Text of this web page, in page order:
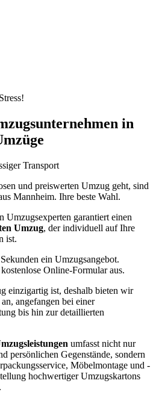
in
Transport
und preiswerten Umzug geht, sind
Mannheim. Ihre beste Wahl.
Umzugsexperten garantiert einen
Umzug, der individuell auf Ihre
ist.
ein Umzugsangebot.
Online-Formular aus.
einzigartig ist, deshalb bieten wir
angefangen bei einer
bis hin zur detaillierten
umfasst nicht nur
persönlichen Gegenstände, sondern
Möbelmontage und -
hochwertiger Umzugskartons